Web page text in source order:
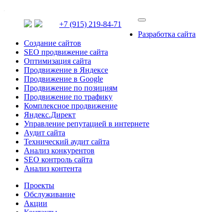
+7 (915) 219-84-71
Разработка сайта
Создание сайтов
SEO продвижение сайта
Оптимизация сайта
Продвижение в Яндексе
Продвижение в Google
Продвижение по позициям
Продвижение по трафику
Комплексное продвижение
Яндекс.Директ
Управление репутацией в интернете
Аудит сайта
Технический аудит сайта
Анализ конкурентов
SEO контроль сайта
Анализ контента
Проекты
Обслуживание
Акции